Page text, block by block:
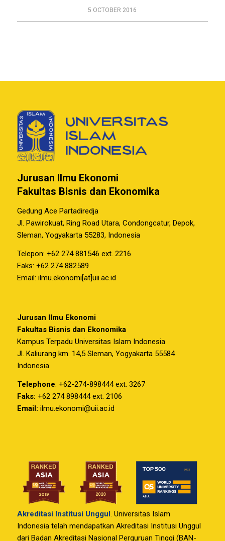
5 OCTOBER 2016
Jurusan Ilmu Ekonomi
Fakultas Bisnis dan Ekonomika
Gedung Ace Partadiredja
Jl. Pawirokuat, Ring Road Utara, Condongcatur, Depok,
Sleman, Yogyakarta 55283, Indonesia
Telepon: +62 274 881546 ext. 2216
Faks: +62 274 882589
Email: ilmu.ekonomi[at]uii.ac.id
Jurusan Ilmu Ekonomi
Fakultas Bisnis dan Ekonomika
Kampus Terpadu Universitas Islam Indonesia
Jl. Kaliurang km. 14,5 Sleman, Yogyakarta 55584
Indonesia
Telephone: +62-274-898444 ext. 3267
Faks: +62 274 898444 ext. 2106
Email: ilmu.ekonomi@uii.ac.id
Akreditasi Institusi Unggul. Universitas Islam
Indonesia telah mendapatkan Akreditasi Institusi Unggul
dari Badan Akreditasi Nasional Perguruan Tinggi (BAN-